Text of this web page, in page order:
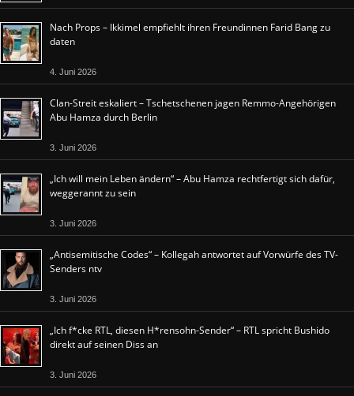
Nach Props – Ikkimel empfiehlt ihren Freundinnen Farid Bang zu
daten
4. Juni 2026
Clan-Streit eskaliert – Tschetschenen jagen Remmo-Angehörigen
Abu Hamza durch Berlin
3. Juni 2026
„Ich will mein Leben ändern“ – Abu Hamza rechtfertigt sich dafür,
weggerannt zu sein
3. Juni 2026
„Antisemitische Codes“ – Kollegah antwortet auf Vorwürfe des TV-
Senders ntv
3. Juni 2026
„Ich f*cke RTL, diesen H*rensohn-Sender“ – RTL spricht Bushido
direkt auf seinen Diss an
3. Juni 2026